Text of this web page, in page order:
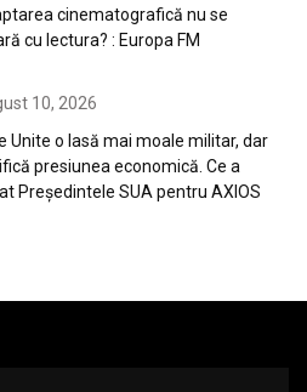
cinematografică nu se
cu lectura? : Europa FM
10, 2026
Unite o lasă mai moale militar, dar
presiunea economică. Ce a
Președintele SUA pentru AXIOS